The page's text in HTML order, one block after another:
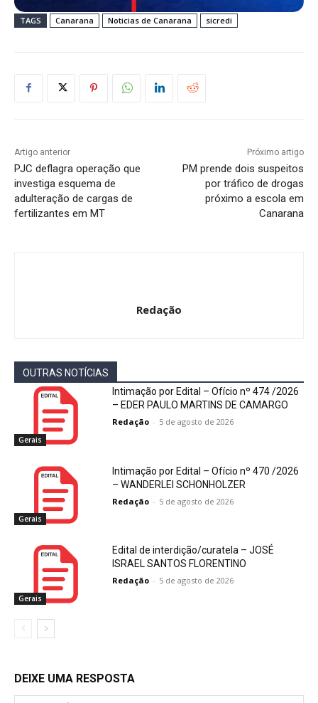
TAGS Canarana Noticias de Canarana sicredi
Artigo anterior
PJC deflagra operação que
investiga esquema de
adulteração de cargas de
fertilizantes em MT
Próximo artigo
PM prende dois suspeitos
por tráfico de drogas
próximo a escola em
Canarana
Redação
OUTRAS NOTÍCIAS
Gerais
Intimação por Edital – Ofício nº 474 /2026
– EDER PAULO MARTINS DE CAMARGO
Redação - 5 de agosto de 2026
Gerais
Intimação por Edital – Ofício nº 470 /2026
– WANDERLEI SCHONHOLZER
Redação - 5 de agosto de 2026
Gerais
Edital de interdição/curatela – JOSÉ
ISRAEL SANTOS FLORENTINO
Redação - 5 de agosto de 2026
DEIXE UMA RESPOSTA